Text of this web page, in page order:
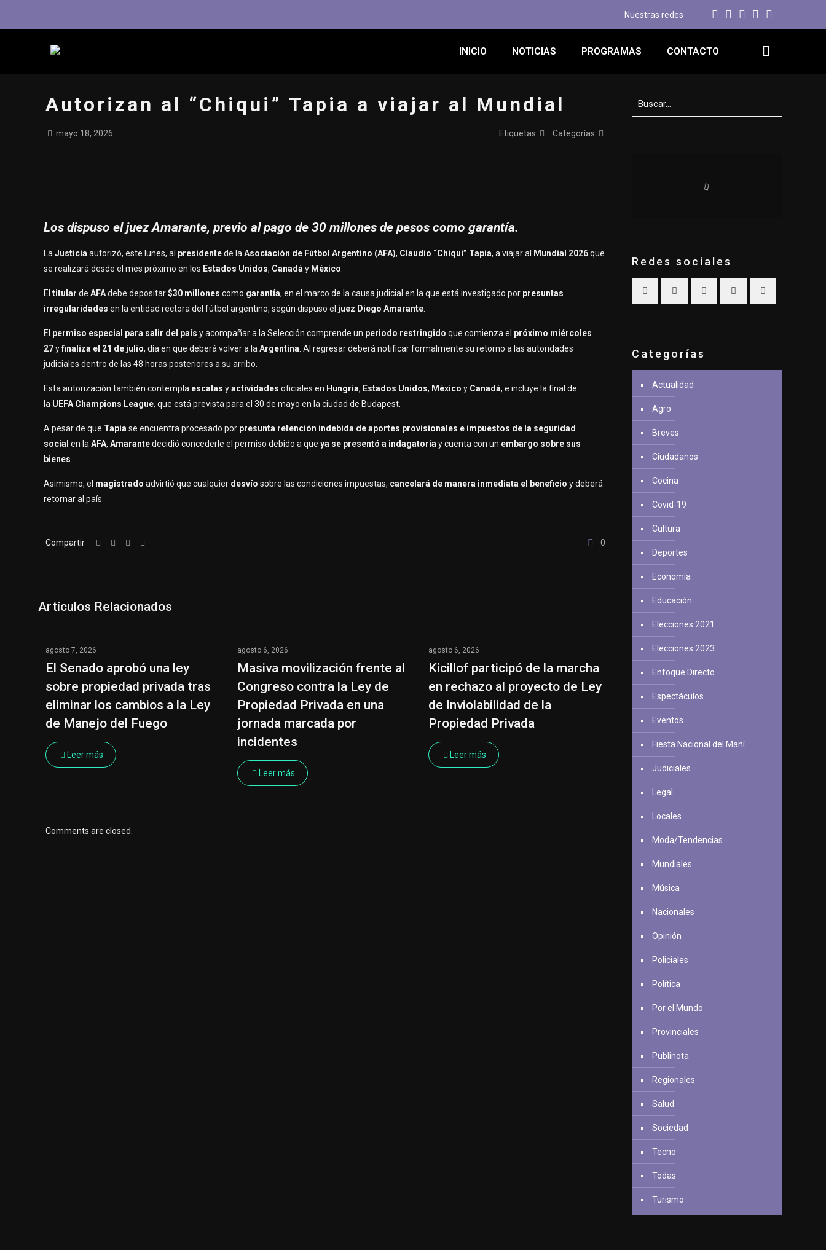
Nuestras redes
INICIO NOTICIAS PROGRAMAS CONTACTO
Autorizan al “Chiqui” Tapia a viajar al Mundial
mayo 18, 2026 Categorías
Etiquetas
Los dispuso el juez Amarante, previo al pago de 30 millones de pesos como garantía.
LaJusticiaautorizó, este lunes, al presidentede laAsociación de Fútbol Argentino (AFA), Claudio “Chiqui” Tapia, a viajar al Mundial 2026que
se realizará desde el mes próximo en los Estados Unidos, Canadáy México
EltitulardeAFAdebe depositar$30 millonescomo garantía, en el marco de la causa judicial en la que está investigado por presuntas
irregularidades en la entidad rectora del fútbol argentino, según dispuso el juez Diego Amarante
El permiso especial para salir del paísy acompañar a la Selección comprende un periodo restringidoque comienza el próximo miércoles
27yfinaliza el 21 de julio, día en que deberá volver a laArgentina . Al regresar deberá notificar formalmente su retorno a las autoridades
judiciales dentro de las 48 horas posteriores a su arribo.
Esta autorización también contempla escalasyactividadesoficiales en Hungría, Estados Unidos, Méxicoy Canadá, e incluye la final de
la UEFA Champions League, que está prevista para el 30 de mayo en la ciudad de Budapest.
A pesar de que Tapiase encuentra procesado por presunta retención indebida de aportes provisionales e impuestos de la seguridad
socialen laAFA, Amarantedecidió concederle el permiso debido a queya se presentó a indagatoria y cuenta con un embargo sobre sus
bienes
Asimismo, el magistradoadvirtió que cualquier desvíosobre las condiciones impuestas, cancelará de manera inmediata el beneficioy deberá
retornar al país.
Compartir 0
Artículos Relacionados
agosto 7, 2026
El Senado aprobó una ley
sobre propiedad privada tras
eliminar los cambios a la Ley
de Manejo del Fuego
Leer más
agosto 6, 2026
Masiva movilización frente al
Congreso contra la Ley de
Propiedad Privada en una
jornada marcada por
incidentes
Leer más
agosto 6, 2026
Kicillof participó de la marcha
en rechazo al proyecto de Ley
de Inviolabilidad de la
Propiedad Privada
Leer más
Comments are closed.
Redes sociales
Categorías
Actualidad
Agro
Breves
Ciudadanos
Cocina
Covid-19
Cultura
Deportes
Economía
Educación
Elecciones 2021
Elecciones 2023
Enfoque Directo
Espectáculos
Eventos
Fiesta Nacional del Maní
Judiciales
Legal
Locales
Moda/Tendencias
Mundiales
Música
Nacionales
Opinión
Policiales
Política
Por el Mundo
Provinciales
Publinota
Regionales
Salud
Sociedad
Tecno
Todas
Turismo